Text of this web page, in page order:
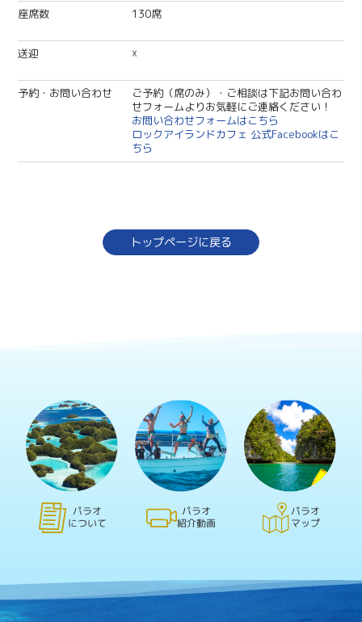
座席数 130席
送迎 ☓
予約・お問い合わせ
ご予約（席のみ）・ご相談は下記お問い合わ
せフォームよりお気軽にご連絡ください！
お問い合わせフォームはこちら
ロックアイランドカフェ 公式Facebookはこ
ちら
トップページに戻る
パラオ
について
パラオ
紹介動画
パラオ
マップ